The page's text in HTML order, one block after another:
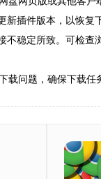
插件版本，以恢
稳定所致。可检
问题，确保下载任